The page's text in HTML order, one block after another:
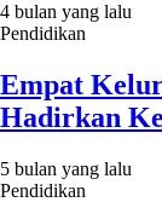
4 bulan yang lalu
Pendidikan
Empat
Hadirkan
5 bulan yang lalu
Pendidikan